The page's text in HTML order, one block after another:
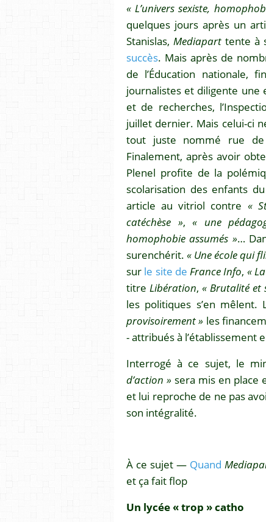
« L’univers sexiste,
quelques jours après un
Stanislas, Mediapart tente à
succès. Mais après de
de l’Éducation nationale,
journalistes et diligente une
et de recherches,
juillet dernier. Mais celui-ci
tout juste nommé rue
Finalement, après avoir
Plenel profite de la
scolarisation des enfants
article au vitriol contre «
catéchèse »,« une
homophobie assumés »…
surenchérit. « Une école qui
sur le site deFrance Info, «
titre Libération, « Brutalité et
les politiques s’en
provisoirement » les
- attribués à l’établissement
Interrogé à ce sujet, le
d’action » sera mis en place
et lui reproche de ne pas
son intégralité.
À ce sujet — Quand
et ça fait flop
Un lycée « trop » catho